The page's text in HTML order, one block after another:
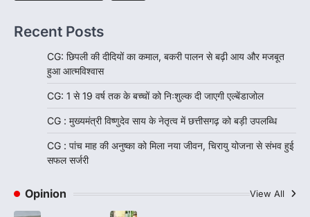
Recent Posts
CG: छिपली की दीदियों का कमाल, बकरी पालन से बढ़ी आय और मजबूत
हुआ आत्मविश्वास
CG: 1 से 19 वर्ष तक के बच्चों को निःशुल्क दी जाएगी एल्बेंडाजोल
CG : मुख्यमंत्री विष्णुदेव साय के नेतृत्व में छत्तीसगढ़ को बड़ी उपलब्धि
CG : पांच माह की अनुष्का को मिला नया जीवन, चिरायु योजना से संभव हुई
सफल सर्जरी
Opinion View All